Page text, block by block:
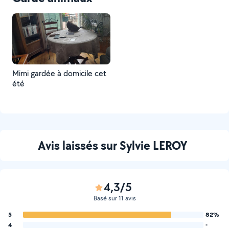
Mimi gardée à domicile cet
été
Avis laissés sur Sylvie LEROY
4,3/5
Basé sur 11 avis
5
82%
4
-